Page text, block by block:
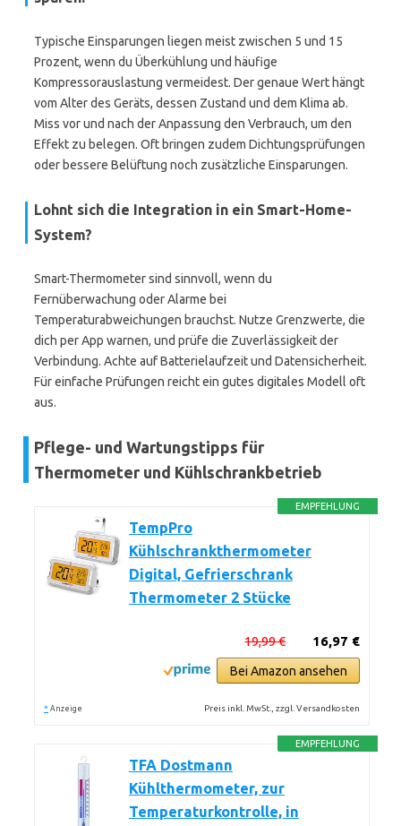
Typische Einsparungen liegen meist zwischen 5 und 15
Prozent, wenn du Überkühlung und häufige
Kompressorauslastung vermeidest. Der genaue Wert hängt
vom Alter des Geräts, dessen Zustand und dem Klima ab.
Miss vor und nach der Anpassung den Verbrauch, um den
Effekt zu belegen. Oft bringen zudem Dichtungsprüfungen
oder bessere Belüftung noch zusätzliche Einsparungen.
Lohnt sich die Integration in ein Smart-Home-
System?
Smart-Thermometer sind sinnvoll, wenn du
Fernüberwachung oder Alarme bei
Temperaturabweichungen brauchst. Nutze Grenzwerte, die
dich per App warnen, und prüfe die Zuverlässigkeit der
Verbindung. Achte auf Batterielaufzeit und Datensicherheit.
Für einfache Prüfungen reicht ein gutes digitales Modell oft
aus.
Pflege- und Wartungstipps für
Thermometer und Kühlschrankbetrieb
EMPFEHLUNG
TempPro
Kühlschrankthermometer
Digital, Gefrierschrank
Thermometer 2 Stücke
16,97 €
19,99 €
Bei Amazon ansehen
* Anzeige Preis inkl. MwSt., zzgl. Versandkosten
EMPFEHLUNG
TFA Dostmann
Kühlthermometer, zur
Temperaturkontrolle, in